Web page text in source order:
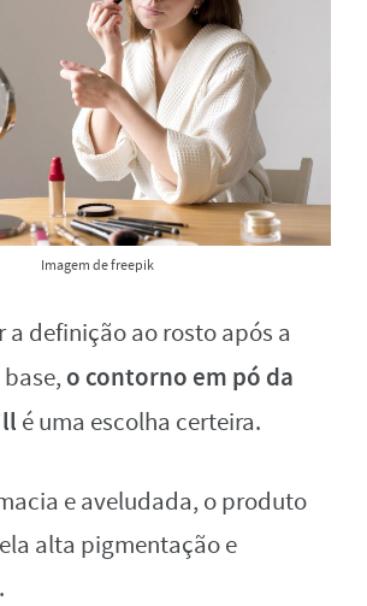
Imagem de freepik
a definição ao rosto após a
o contorno em pó da
é uma escolha certeira.
e aveludada, o produto
alta pigmentação e